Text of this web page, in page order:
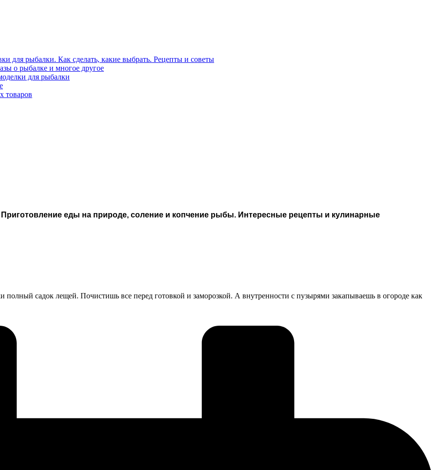
для рыбалки. Как сделать, какие выбрать. Рецепты и советы
о рыбалке и многое другое
для рыбалки
товаров
еды на природе, соление и копчение рыбы. Интересные рецепты и кулинарные
садок лещей. Почистишь все перед готовкой и заморозкой. А внутренности с пузырями закапываешь в огороде как